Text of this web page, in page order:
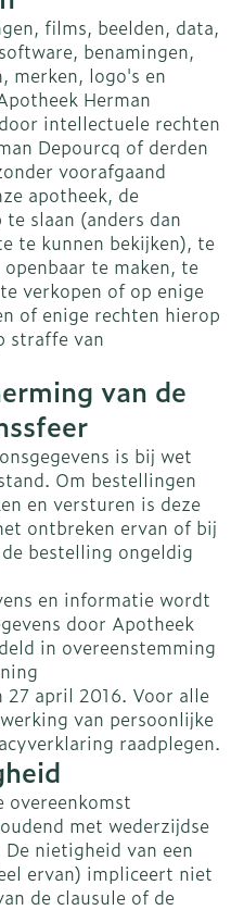
films, beelden, data,
benamingen,
merken, logo's en
Herman
intellectuele rechten
Depourcq of derden
voorafgaand
apotheek, de
slaan (anders dan
te kunnen bekijken), te
te maken, te
verkopen of op enige
of enige rechten hierop
straffe van
van de
is bij wet
Om bestellingen
en versturen is deze
ontbreken ervan of bij
bestelling ongeldig
en informatie wordt
door Apotheek
in overeenstemming
27 april 2016. Voor alle
van persoonlijke
raadplegen.
overeenkomst
met wederzijdse
nietigheid van een
ervan) impliceert niet
de clausule of de